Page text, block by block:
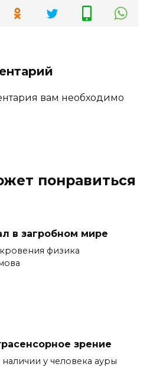
вам необходимо
понравиться
в загробном мире
физика
зрение
у человека ауры